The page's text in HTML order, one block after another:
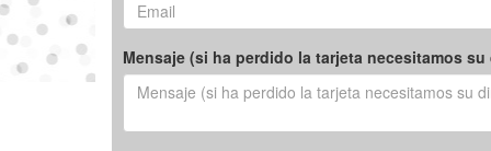
Mensaje (si ha perdido la tarjeta necesitamos